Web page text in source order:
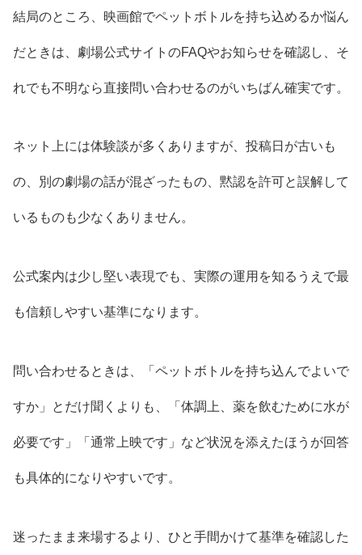
結局のところ、映画館でペットボトルを持ち込めるか悩ん
だときは、劇場公式サイトのFAQやお知らせを確認し、そ
れでも不明なら直接問い合わせるのがいちばん確実です。
ネット上には体験談が多くありますが、投稿日が古いも
の、別の劇場の話が混ざったもの、黙認を許可と誤解して
いるものも少なくありません。
公式案内は少し堅い表現でも、実際の運用を知るうえで最
も信頼しやすい基準になります。
問い合わせるときは、「ペットボトルを持ち込んでよいで
すか」とだけ聞くよりも、「体調上、薬を飲むために水が
必要です」「通常上映です」など状況を添えたほうが回答
も具体的になりやすいです。
迷ったまま来場するより、ひと手間かけて基準を確認した